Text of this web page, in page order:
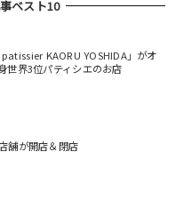
ベスト10
KAORU YOSHIDA」がオ
世界3位パティシエのお店
舗が開店＆閉店